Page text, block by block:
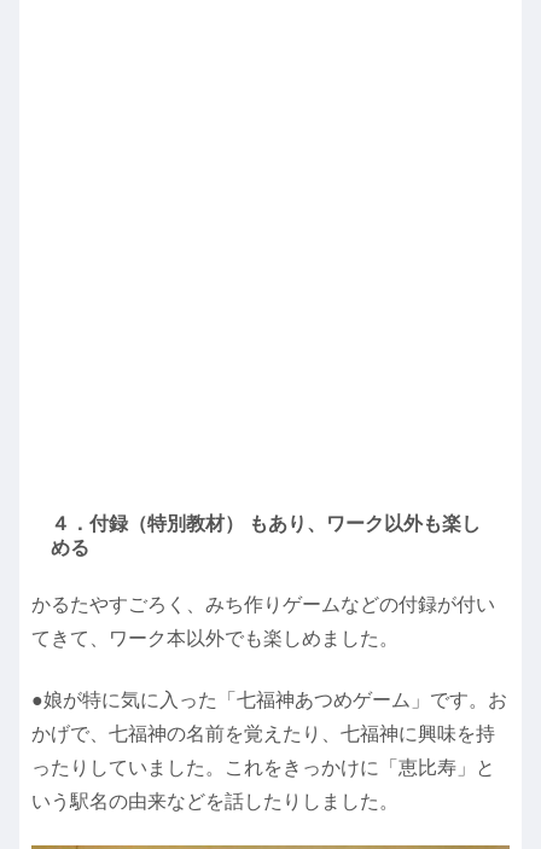
４．付録（特別教材） もあり、ワーク以外も楽し
める
かるたやすごろく、みち作りゲームなどの付録が付い
てきて、ワーク本以外でも楽しめました。
●娘が特に気に入った「七福神あつめゲーム」です。お
かげで、七福神の名前を覚えたり、七福神に興味を持
ったりしていました。これをきっかけに「恵比寿」と
いう駅名の由来などを話したりしました。